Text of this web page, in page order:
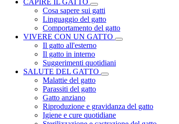
CAPIRE IL GATTO
Cosa sapere sui gatti
Linguaggio del gatto
Comportamento del gatto
VIVERE CON UN GATTO
Il gatto all'esterno
Il gatto in interno
Suggerimenti quotidiani
SALUTE DEL GATTO
Malattie del gatto
Parassiti del gatto
Gatto anziano
Riproduzione e gravidanza del gatto
Igiene e cure quotidiane